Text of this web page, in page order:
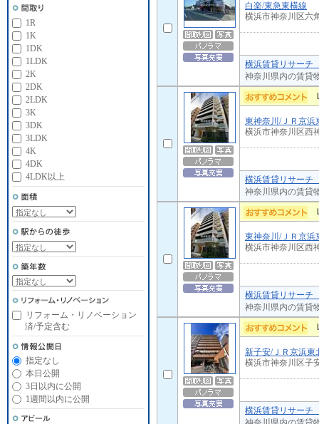
白楽/東急東横線
横浜市神奈川区六
横浜賃貸リサーチ
神奈川県内の賃貸
東神奈川/ＪＲ京浜
横浜市神奈川区西
横浜賃貸リサーチ
神奈川県内の賃貸
東神奈川/ＪＲ京浜
横浜市神奈川区西
横浜賃貸リサーチ
神奈川県内の賃貸
新子安/ＪＲ京浜東
横浜市神奈川区子
横浜賃貸リサーチ
1R
1K
1DK
1LDK
2K
2DK
2LDK
3K
3DK
3LDK
4K
4DK
4LDK以上
リフォーム・リノベーション
済/予定含む
指定なし
本日公開
3日以内に公開
1週間以内に公開